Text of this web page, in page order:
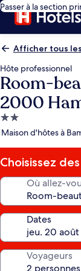
Passer à la section
Afficher tous
Hôte professionnel
Room-
2000
Hébergement
2.0 étoiles
Maison d'hôtes à
Choisissez
Où allez-
Dates
Voyageurs